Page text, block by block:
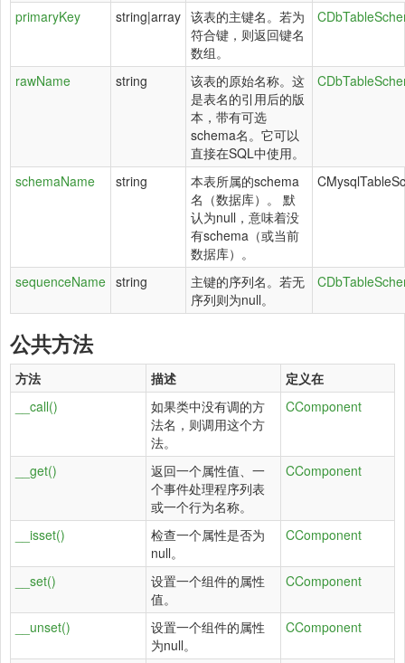
primaryKey
string|array 该表的主键名。若为
符合键，则返回键名
数组。
rawName string
该表的原始名称。这
是表名的引用后的版
本，带有可选
schema名。它可以
直接在SQL中使用。
schemaName string
本表所属的schema
名（数据库）。 默
认为null，意味着没
有schema（或当前
数据库）。
sequenceName string
主键的序列名。若无
序列则为null。
公共方法
方法 描述
定义在
__call()
如果类中没有调的方
法名，则调用这个方
法。
CComponent
__get()
返回一个属性值、一
个事件处理程序列表
或一个行为名称。
CComponent
__isset()
检查一个属性是否为
null。
CComponent
__set()
设置一个组件的属性
值。
CComponent
__unset()
设置一个组件的属性
为null。
CComponent